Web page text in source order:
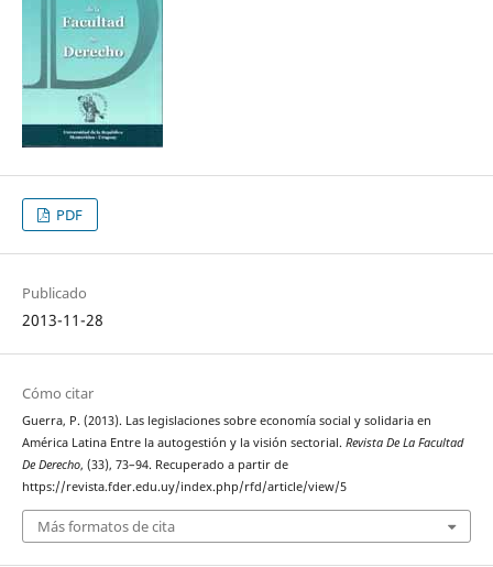
PDF
Publicado
2013-11-28
Cómo citar
Guerra, P. (2013). Las legislaciones sobre economía social y solidaria en
América Latina Entre la autogestión y la visión sectorial. Revista De La Facultad
De Derecho, (33), 73–94. Recuperado a partir de
https://revista.fder.edu.uy/index.php/rfd/article/view/5
Más formatos de cita